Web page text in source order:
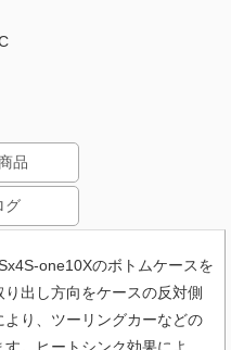
品
グ
one10Xのボトムケースを
出し方向をケースの反対側
り、ツーリングカーなどの